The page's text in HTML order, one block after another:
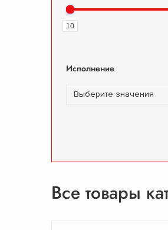
10
Исполнение
Выберите значения
Все товары